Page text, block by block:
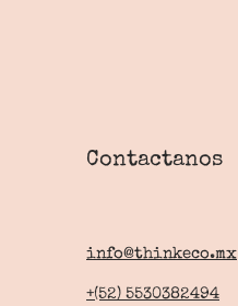
Contactanos
info@thinkeco.mx
+(52) 5530382494